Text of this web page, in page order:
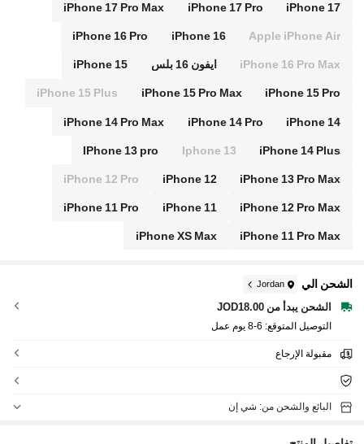
iPhone 17
iPhone 17 Pro
iPhone 17 Pro Max
Apple iPhone Air
iPhone 16
iPhone 16 Pro
iPhone 16 Pro Max ايفون 16 بلس iPhone 15
iPhone 15 Pro
iPhone 15 Pro Max
iPhone 15 Plus
iPhone 14
iPhone 14 Pro
iPhone 14 Pro Max
iPhone 14 Plus
Iphone 13
IPhone 13 pro
iPhone 13 Pro Max
iPhone 12
iPhone 12 Pro
iPhone 12 Pro Max
iPhone 11
iPhone 11 Pro
iPhone 11 Pro Max
iPhone XS Max
الشحن الي Jordan
الشحن يبدأ من JOD18.00
التوصيل المتوقع: 6-8 يوم عمل
مقبولة الإرجاع
البائع والشحن من: شي إن